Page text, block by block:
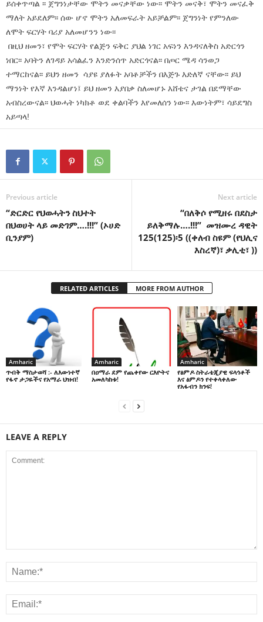
ይሰቀጥጣል ፡፡ ጀግንነታቸው ሞትን መናቃቸው ነው፡፡ ሞትን መናቅ፣ ሞትን መናፈቅ
ማለት አይደለም፡፡ ሰው ሆኖ ሞትን አለመፍራት አይቻልም፡፡ ጀግንነት የምንለው
ለሞት ፍርሃት ባሪያ አለመሆንን ነው፡፡
በዚህ ዘመን፣ የሞት ፍርሃት የልጅን ፍቅር ያህል ነገር አፍነን እንዳናለቅስ አድርጎን
ነበር፡፡ አባትን ለገዳይ አሳልፈን እንድንሰጥ አድርጎናል፡፡ በጦር ሜዳ ሳንወጋ
ተማርከናል፡፡ ይህን ዘመን ሳያዩ ያለፉት አባቶቻችን በእጅጉ እድለኛ ናቸው፡፡ ይህ
ማንነት የእኛ እንዳልሆነ፤ ይህ ዘመን እያበቃ ስለመሆኑ እሸቴና ታገል በደማቸው
አብስረውናል፡፡ ህወሓት ነካክቶ ወደ ቀልባችን እየመለሰን ነው፡፡ እውነትም፣ ሳይደግስ
አይጣላ!
Previous article
“ድርድር የህወሓትን ስህተት
በህወሀት ላይ መድገም….!!!” (ኦሀድ
ቢንያም)
Next article
“በለቅሶ የሚዘሩ በደስታ
ይለቅማሉ….!!!” መዝሙረ ዳዊት
125(125)፡5 ((ቀለብ ስዩም (የህሊና
እስረኛ)፣ ቃሊቲ፣ ))
RELATED ARTICLES MORE FROM AUTHOR
Amharic
ጥብቅ ማስታወሻ :- ለእውነተኛ
የፋኖ ታጋዬችና የአማራ ህዝብ!
Amharic
በዐማራ ደም የጨቀየው ርእዮትና
አመለካከቱ!
Amharic
የፅምዶ ስትራቴጂያዊ ፍላጎቶች
እና ፅምዶን የተቀላቀለው
የአፋብን ክንፍ!
LEAVE A REPLY